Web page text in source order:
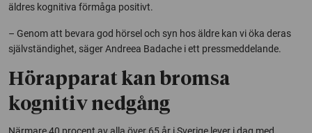
äldres kognitiva förmåga positivt.
– Genom att bevara god hörsel och syn hos äldre kan vi öka deras
självständighet, säger Andreea Badache i ett pressmeddelande.
Hörapparat kan bromsa
kognitiv nedgång
Närmare 40 procent av alla över 65 år i Sverige lever i dag med